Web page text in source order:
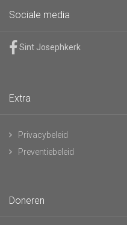
Sociale media
Sint Josephkerk
Extra
Privacybeleid
Preventiebeleid
Doneren